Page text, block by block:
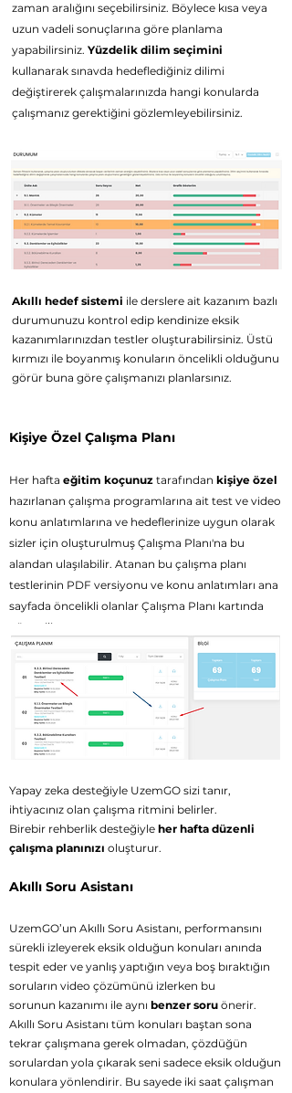
zaman aralığını seçebilirsiniz. Böylece kısa veya
uzun vadeli sonuçlarına göre planlama
yapabilirsiniz. Yüzdelik dilim seçimini
kullanarak sınavda hedeflediğiniz dilimi
değiştirerek çalışmalarınızda hangi konularda
çalışmanız gerektiğini gözlemleyebilirsiniz.
Akıllı hedef sistemi ile derslere ait kazanım bazlı
durumunuzu kontrol edip kendinize eksik
kazanımlarınızdan testler oluşturabilirsiniz. Üstü
kırmızı ile boyanmış konuların öncelikli olduğunu
görür buna göre çalışmanızı planlarsınız.
Kişiye Özel Çalışma Planı
Her hafta eğitim koçunuz tarafından kişiye özel
hazırlanan çalışma programlarına ait test ve video
konu anlatımlarına ve hedeflerinize uygun olarak
sizler için oluşturulmuş Çalışma Planı'na bu
alandan ulaşılabilir. Atanan bu çalışma planı
testlerinin PDF versiyonu ve konu anlatımları ana
sayfada öncelikli olanlar Çalışma Planı kartında
gösterilir.
Yeşil düğmeye tıklandığında ata
nan teste giriş
yapabilirsiniz.
Yapay zeka desteğiyle UzemGO sizi tanır,
ihtiyacınız olan çalışma ritmini belirler.
Birebir rehberlik desteğiyle her hafta düzenli
çalışma planınızı oluşturur.
Akıllı Soru Asistanı
UzemGO’un Akıllı Soru Asistanı, performansını
sürekli izleyerek eksik olduğun konuları anında
tespit eder ve yanlış yaptığın veya boş bıraktığın
soruların video çözümünü izlerken bu
sorunun kazanımı ile aynı benzer soru önerir.
Akıllı Soru Asistanı tüm konuları baştan sona
tekrar çalışmana gerek olmadan, çözdüğün
sorulardan yola çıkarak seni sadece eksik olduğun
konulara yönlendirir. Bu sayede iki saat çalışman